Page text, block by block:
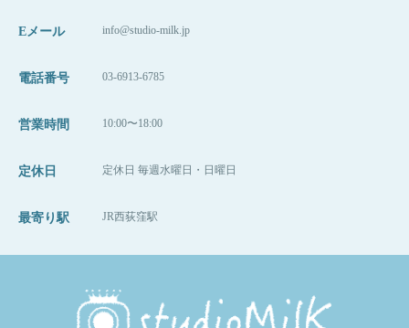
Eメール info@studio-milk.jp
電話番号 03-6913-6785
営業時間 10:00〜18:00
定休日 定休日 毎週水曜日・日曜日
最寄り駅 JR西荻窪駅